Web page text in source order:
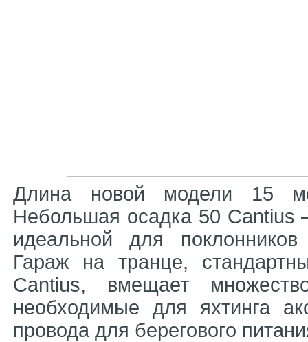
Длина новой модели 15
Небольшая осадка 50 Cantius
идеальной для
Гараж на транце,
Cantius, вмещает
необходимые для яхтинга
провода для берегового